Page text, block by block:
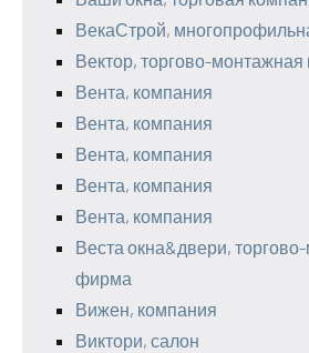
ВекаСтрой,
Вектор, торгово-монтажная
Вента, компания
Вента, компания
Вента, компания
Вента, компания
Вента, компания
Веста окна&двери,
фирма
Вижен, компания
Виктори, салон